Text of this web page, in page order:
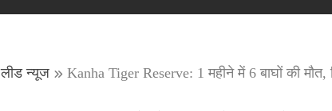
लीड न्यूज Kanha Tiger Reserve: 1 महीने में 6 बाघों की मौत,